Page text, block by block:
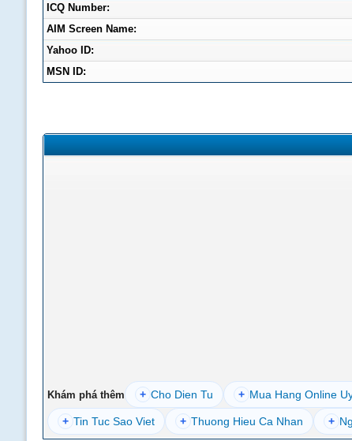
ICQ Number:
AIM Screen Name:
Yahoo ID:
MSN ID:
Khám phá thêm + Cho Dien Tu + Mua Hang Online
+ Tin Tuc Sao Viet + Thuong Hieu Ca Nhan +